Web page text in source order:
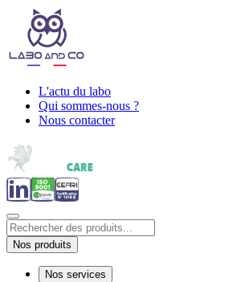
L'actu du labo
Qui sommes-nous ?
Nous contacter
Nos produits
Nos services